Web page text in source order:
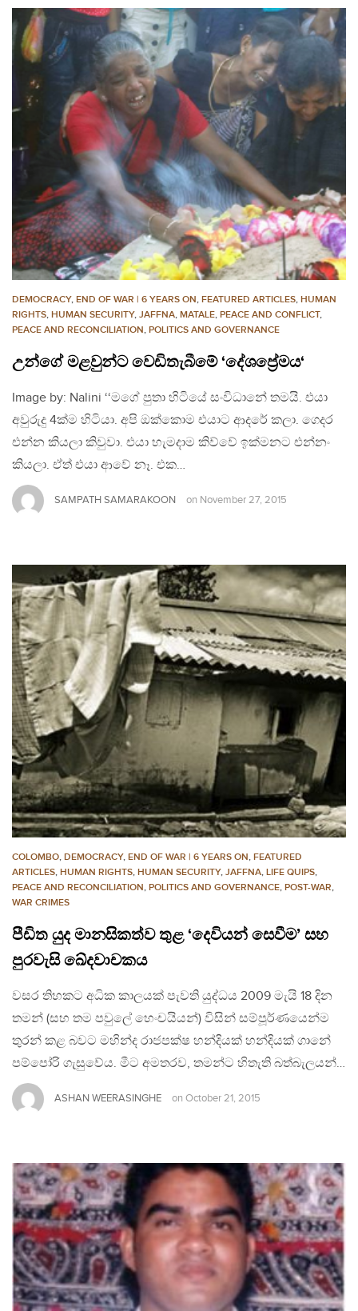
DEMOCRACY, END OF WAR | 6 YEARS ON, FEATURED ARTICLES, HUMAN
RIGHTS, HUMAN SECURITY, JAFFNA, MATALE, PEACE AND CONFLICT,
PEACE AND RECONCILIATION, POLITICS AND GOVERNANCE
උන්ගේ මළවුන්ට වෙඩිතැබීමේ ‘දේශප්‍රේමය‘
Image by: Nalini ‘‘මගේ පුතා හිටියේ සංවිධානේ තමයි. එයා
අවුරුදු 4ක්ම හිටියා. අපි ඔක්කොම එයාට ආදරේ කලා. ගෙදර
එන්න කියලා කිවුවා. එයා හැමදාම කිව්වේ ඉක්මනට එන්නං
කියලා. ඒත් එයා ආවේ නෑ. එක…
SAMPATH SAMARAKOON on November 27, 2015
COLOMBO, DEMOCRACY, END OF WAR | 6 YEARS ON, FEATURED
ARTICLES, HUMAN RIGHTS, HUMAN SECURITY, JAFFNA, LIFE QUIPS,
PEACE AND RECONCILIATION, POLITICS AND GOVERNANCE, POST-WAR,
WAR CRIMES
පීඩිත යුද මානසිකත්ව තුළ ‘දෙවියන් සෙවීම’ සහ
පුරවැසි ඛේදවාචකය
වසර තිහකට අධික කාලයක් පැවති යුද්ධය 2009 මැයි 18 දින
තමන් (සහ තම පවුලේ හෙංචයියන්) විසින් සම්පූර්ණයෙන්ම
තුරන් කළ බවට මහින්ද රාජපක්ෂ හන්දියක් හන්දියක් ගානේ
පම්පෝරි ගැසුවේය. මීට අමතරව, තමන්ට හිතැති බත්බැලයන්…
ASHAN WEERASINGHE on October 21, 2015